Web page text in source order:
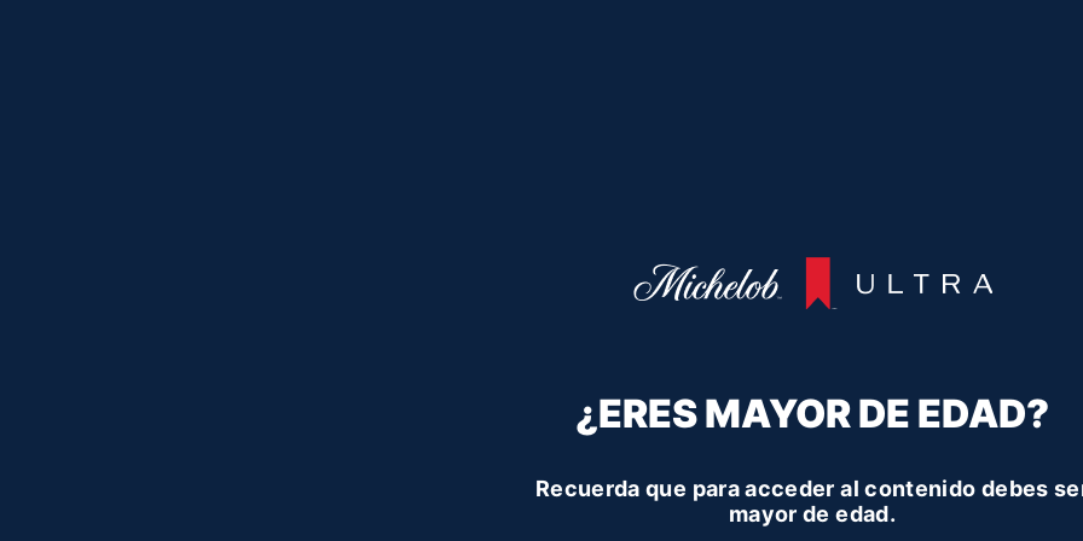
¿ERES MAYOR DE EDAD?
Recuerda que para acceder al contenido debes
mayor de edad.